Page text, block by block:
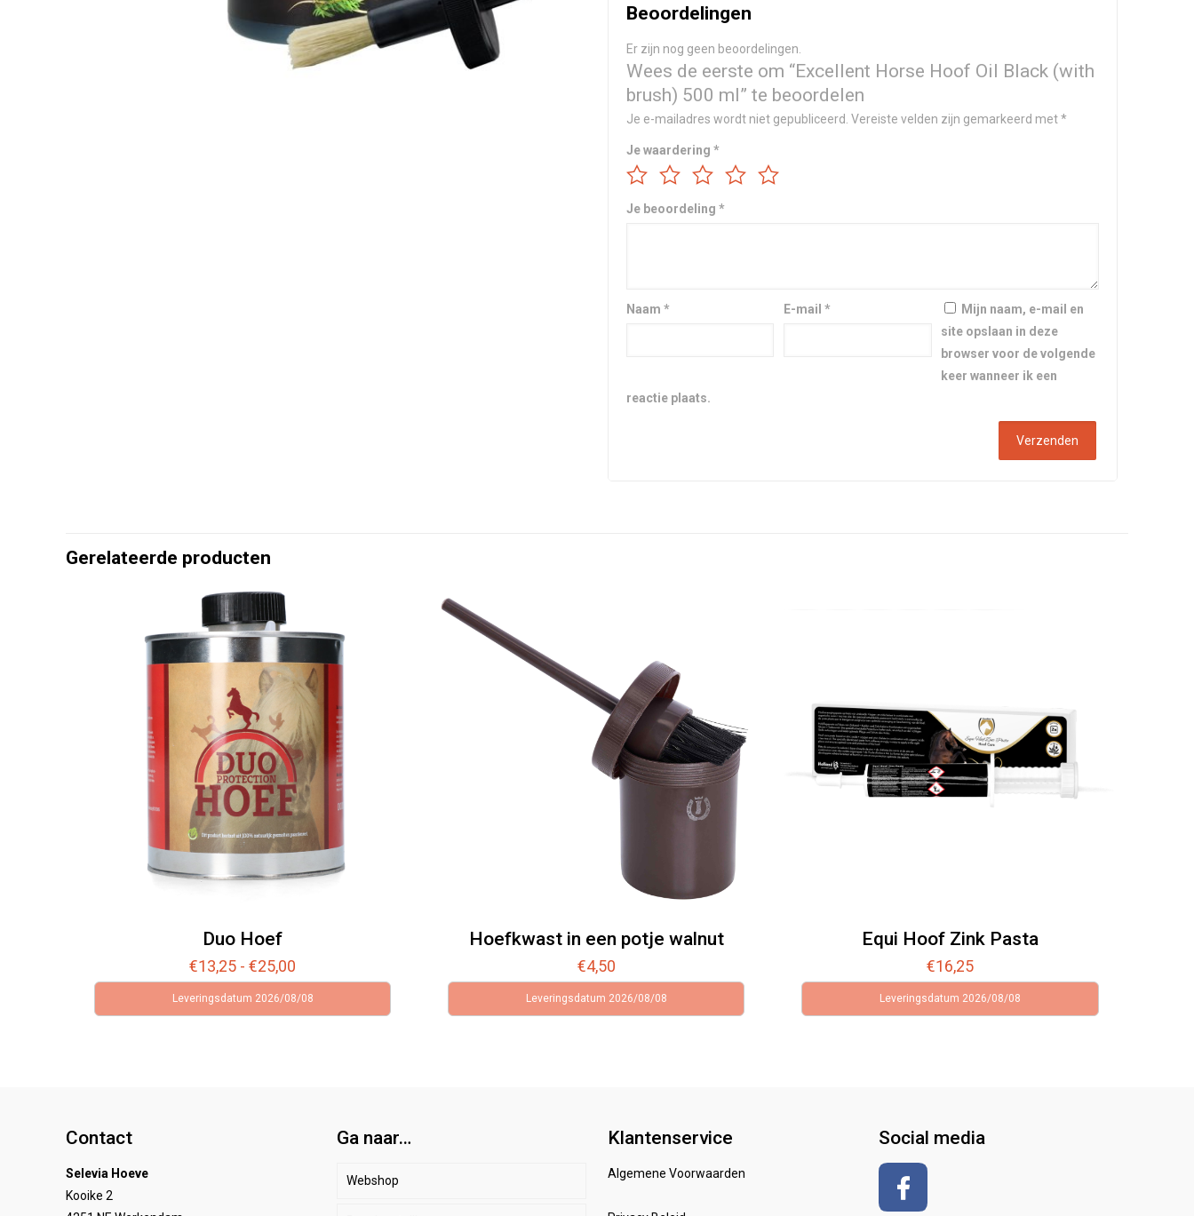
Beoordelingen
Er zijn nog geen beoordelingen.
Wees de eerste om “Excellent Horse Hoof Oil Black (with
brush) 500 ml” te beoordelen
Je e-mailadres wordt niet gepubliceerd. Vereiste velden zijn gemarkeerd met*
Je waardering *
Je beoordeling *
Naam * E-mail*
Mijn naam, e-mail en
site opslaan in deze
browser voor de volgende
keer wanneer ik een
reactie plaats.
Gerelateerde producten
Duo Hoef
€13,25 - €25,00
€13,25
Leveringsdatum 2026/08/08
Hoefkwast in een potje walnut
€4,50
Leveringsdatum 2026/08/08
Equi Hoof Zink Pasta
€16,25
Leveringsdatum 2026/08/08
Contact
Selevia Hoeve
Kooike 2
Ga naar…
Webshop
Klantenservice
Algemene Voorwaarden
Social media